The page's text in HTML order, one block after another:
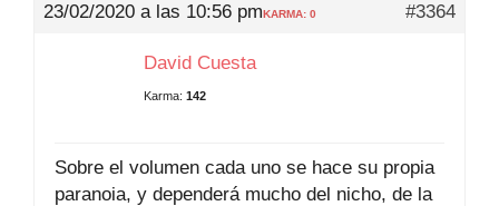
23/02/2020 a las 10:56 pm #3364
KARMA: 0
David Cuesta
Karma: 142
Sobre el volumen cada uno se hace su propia
paranoia, y dependerá mucho del nicho, de la